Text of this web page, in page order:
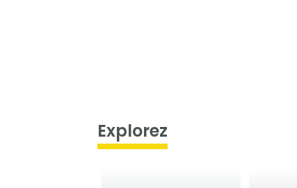
Explorez